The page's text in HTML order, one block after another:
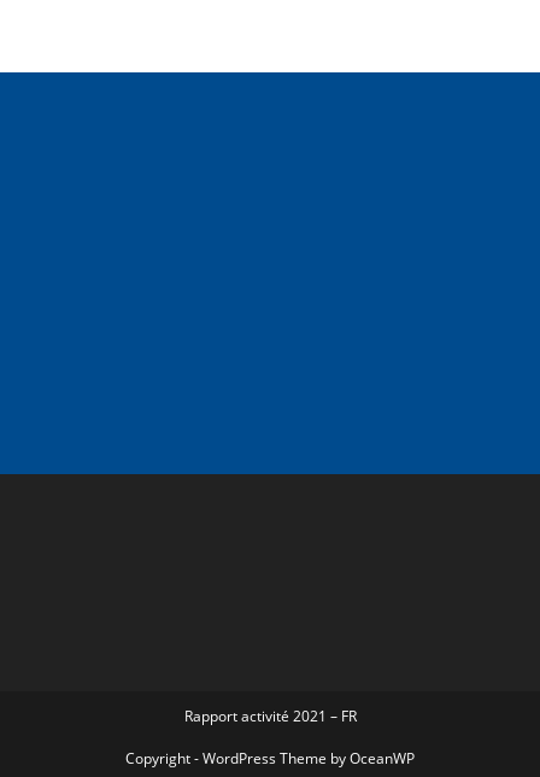
Rapport activité 2021 – FR
Copyright - WordPress Theme by OceanWP